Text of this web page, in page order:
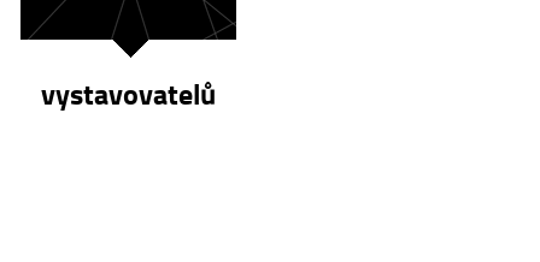
vystavovatelů